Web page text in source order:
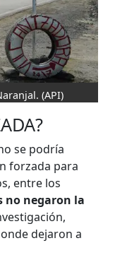
(API)
se podría
forzada para
entre los
no negaron la
dejaron a